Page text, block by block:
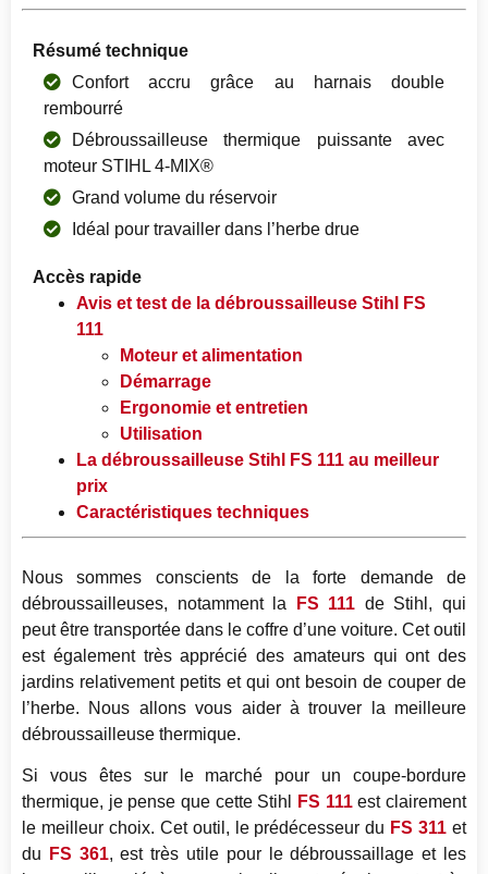
Résumé technique
Confort accru grâce au harnais double
rembourré
Débroussailleuse thermique puissante avec
moteur STIHL 4-MIX®
Grand volume du réservoir
Idéal pour travailler dans l’herbe drue
Accès rapide
Avis et test de la débroussailleuse Stihl FS
111
Moteur et alimentation
Démarrage
Ergonomie et entretien
Utilisation
La débroussailleuse Stihl FS 111 au meilleur
prix
Caractéristiques techniques
Nous sommes conscients de la forte demande de
débroussailleuses, notamment la
FS 111 de Stihl, qui
peut être transportée dans le coffre d’une voiture. Cet outil
est également très apprécié des amateurs qui ont des
jardins relativement petits et qui ont besoin de couper de
l’herbe. Nous allons vous aider à trouver la meilleure
débroussailleuse thermique.
Si vous êtes sur le marché pour un coupe-bordure
thermique, je pense que cette Stihl
FS 111est clairement
le meilleur choix. Cet outil, le prédécesseur du FS 311 et
du
FS 361, est très utile pour le débroussaillage et les